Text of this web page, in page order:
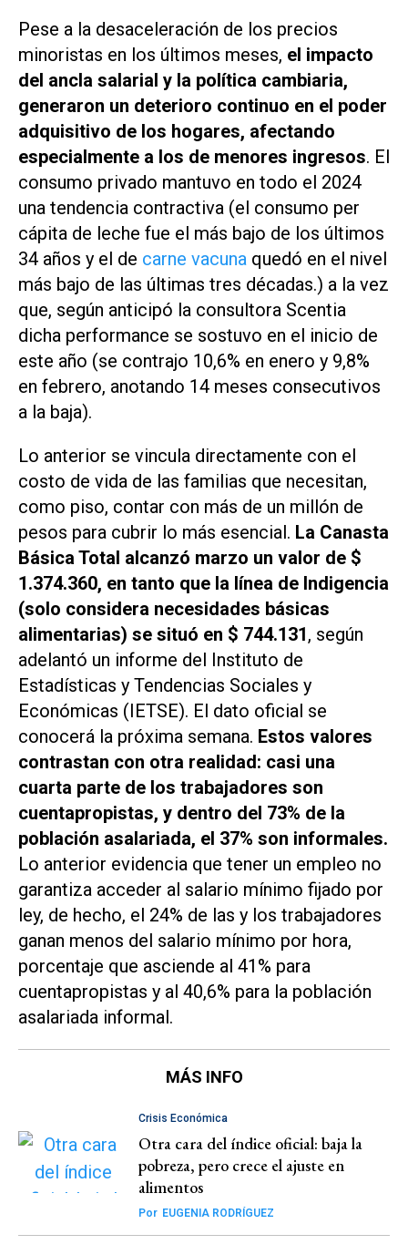
Pese a la desaceleración de los precios
minoristas en los últimos meses, el impacto
del ancla salarial y la política cambiaria,
generaron un deterioro continuo en el poder
adquisitivo de los hogares, afectando
especialmente a los de menores ingresos. El
consumo privado mantuvo en todo el 2024
una tendencia contractiva (el consumo per
cápita de leche fue el más bajo de los últimos
34 años y el de carne vacuna quedó en el nivel
más bajo de las últimas tres décadas.) a la vez
que, según anticipó la consultora Scentia
dicha performance se sostuvo en el inicio de
este año (se contrajo 10,6% en enero y 9,8%
en febrero, anotando 14 meses consecutivos
a la baja).
Lo anterior se vincula directamente con el
costo de vida de las familias que necesitan,
como piso, contar con más de un millón de
pesos para cubrir lo más esencial. La Canasta
Básica Total alcanzó marzo un valor de $
1.374.360, en tanto que la línea de Indigencia
(solo considera necesidades básicas
alimentarias) se situó en $ 744.131, según
adelantó un informe del Instituto de
Estadísticas y Tendencias Sociales y
Económicas (IETSE). El dato oficial se
conocerá la próxima semana. Estos valores
contrastan con otra realidad: casi una
cuarta parte de los trabajadores son
cuentapropistas, y dentro del 73% de la
población asalariada, el 37% son informales.
Lo anterior evidencia que tener un empleo no
garantiza acceder al salario mínimo fijado por
ley, de hecho, el 24% de las y los trabajadores
ganan menos del salario mínimo por hora,
porcentaje que asciende al 41% para
cuentapropistas y al 40,6% para la población
asalariada informal.
MÁS INFO
Crisis Económica
Otra cara del índice oficial: baja la
pobreza, pero crece el ajuste en
alimentos
Por EUGENIA RODRÍGUEZ